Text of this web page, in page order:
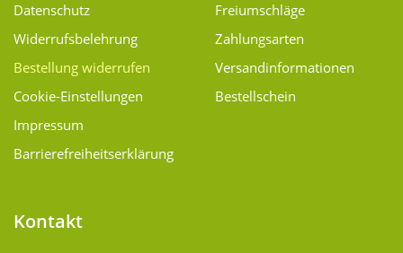
Datenschutz
Widerrufsbelehrung
Bestellung widerrufen
Cookie-Einstellungen
Impressum
Barrierefreiheitserklärung
Freiumschläge
Zahlungsarten
Versand­informationen
Bestellschein
Kontakt